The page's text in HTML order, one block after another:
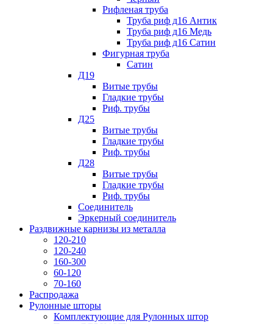
Рифленая труба
Труба риф д16 Антик
Труба риф д16 Медь
Труба риф д16 Сатин
Фигурная труба
Сатин
Д19
Витые трубы
Гладкие трубы
Риф. трубы
Д25
Витые трубы
Гладкие трубы
Риф. трубы
Д28
Витые трубы
Гладкие трубы
Риф. трубы
Соединитель
Эркерный соединитель
Раздвижные карнизы из металла
120-210
120-240
160-300
60-120
70-160
Распродажа
Рулонные шторы
Комплектующие для Рулонных штор